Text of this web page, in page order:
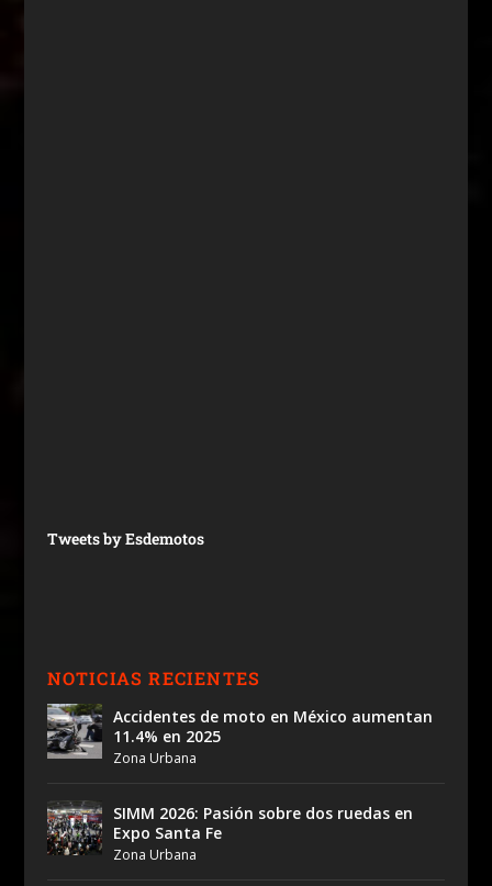
Tweets by Esdemotos
NOTICIAS RECIENTES
Accidentes de moto en México aumentan
11.4% en 2025
Zona Urbana
SIMM 2026: Pasión sobre dos ruedas en
Expo Santa Fe
Zona Urbana